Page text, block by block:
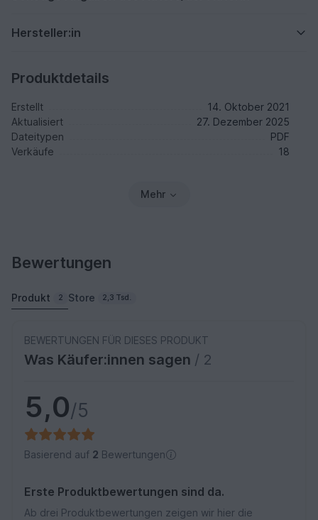
Hersteller:in
Produktdetails
Erstellt
14. Oktober 2021
Aktualisiert
27. Dezember 2025
Dateitypen
PDF
Verkäufe
18
Mehr
Bewertungen
Produkt 2 Store 2,3 Tsd.
BEWERTUNGEN FÜR DIESES PRODUKT
Was Käufer:innen sagen / 2
5,0/5
Basierend auf 2 Bewertungen
Erste Produktbewertungen sind da.
Ab drei Produktbewertungen zeigen wir hier die